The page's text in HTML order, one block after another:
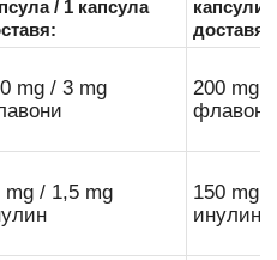
/ 1 капсула
капсули
mg / 3 mg
200 mg /
флавони
mg / 1,5 mg
150 mg /
инулин